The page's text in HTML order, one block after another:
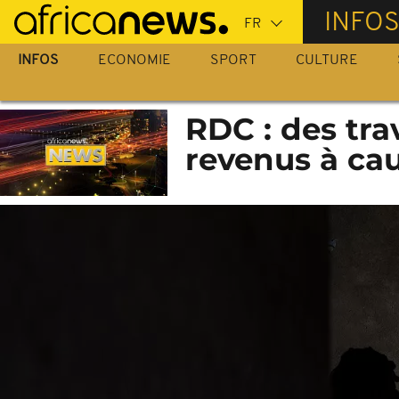
Passer
au
contenu
INFOS
INFOS ECONOMIE SPORT CULTURE
RDC : des
revenus à